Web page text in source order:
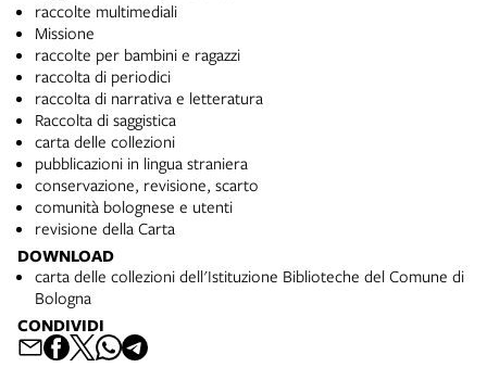
raccolte multimediali
Missione
raccolte per bambini e ragazzi
raccolta di periodici
raccolta di narrativa e letteratura
Raccolta di saggistica
carta delle collezioni
pubblicazioni in lingua straniera
conservazione, revisione, scarto
comunità bolognese e utenti
revisione della Carta
DOWNLOAD
carta delle collezioni dell'Istituzione Biblioteche del Comune di
Bologna
CONDIVIDI